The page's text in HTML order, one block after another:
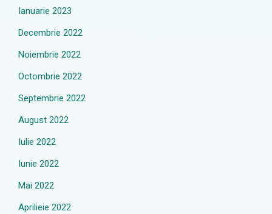
Ianuarie 2023
Decembrie 2022
Noiembrie 2022
Octombrie 2022
Septembrie 2022
August 2022
Iulie 2022
Iunie 2022
Mai 2022
Aprilieie 2022